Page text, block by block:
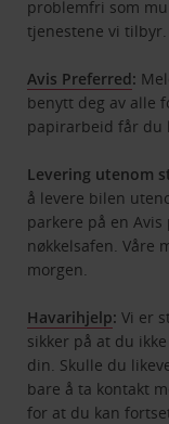
problemfri som
tjenestene vi tilbyr.
Avis Preferred:
benytt deg av alle
papirarbeid får du
Levering utenom
å levere bilen
parkere på en
nøkkelsafen. Våre
morgen.
Havarihjelp: Vi er
sikker på at du
din. Skulle du
bare å ta kontakt
for at du kan